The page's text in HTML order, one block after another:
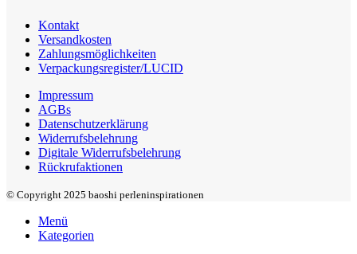
Kontakt
Versandkosten
Zahlungsmöglichkeiten
Verpackungsregister/LUCID
Impressum
AGBs
Datenschutzerklärung
Widerrufsbelehrung
Digitale Widerrufsbelehrung
Rückrufaktionen
© Copyright 2025 baoshi perleninspirationen
Menü
Kategorien